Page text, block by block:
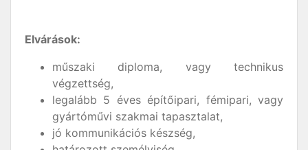
Elvárások:
műszaki diploma, vagy technikus
végzettség,
legalább 5 éves építőipari, fémipari, vagy
gyártóművi szakmai tapasztalat,
jó kommunikációs készség,